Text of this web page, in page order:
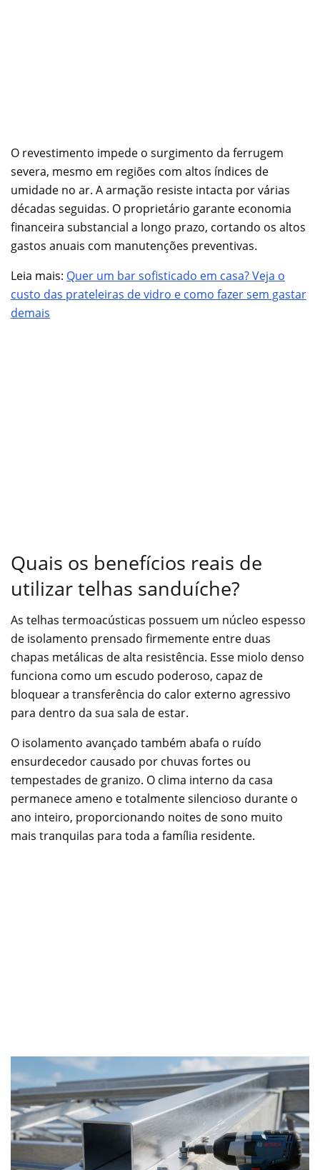
O revestimento impede o surgimento da ferrugem
severa, mesmo em regiões com altos índices de
umidade no ar. A armação resiste intacta por várias
décadas seguidas. O proprietário garante economia
financeira substancial a longo prazo, cortando os altos
gastos anuais com manutenções preventivas.
Leia mais: Quer um bar sofisticado em casa? Veja o
custo das prateleiras de vidro e como fazer sem gastar
demais
Quais os benefícios reais de
utilizar telhas sanduíche?
As telhas termoacústicas possuem um núcleo espesso
de isolamento prensado firmemente entre duas
chapas metálicas de alta resistência. Esse miolo denso
funciona como um escudo poderoso, capaz de
bloquear a transferência do calor externo agressivo
para dentro da sua sala de estar.
O isolamento avançado também abafa o ruído
ensurdecedor causado por chuvas fortes ou
tempestades de granizo. O clima interno da casa
permanece ameno e totalmente silencioso durante o
ano inteiro, proporcionando noites de sono muito
mais tranquilas para toda a família residente.